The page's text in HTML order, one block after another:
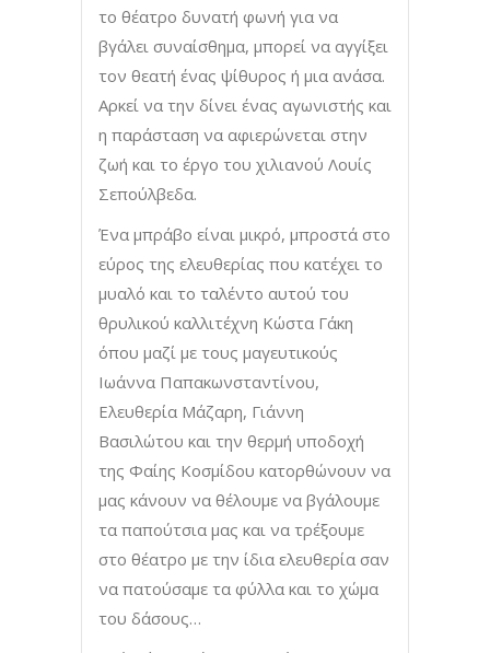
το θέατρο δυνατή φωνή για να
βγάλει συναίσθημα, μπορεί να αγγίξει
τον θεατή ένας ψίθυρος ή μια ανάσα.
Αρκεί να την δίνει ένας αγωνιστής και
η παράσταση να αφιερώνεται στην
ζωή και το έργο του χιλιανού Λουίς
Σεπούλβεδα.
Ένα μπράβο είναι μικρό, μπροστά στο
εύρος της ελευθερίας που κατέχει το
μυαλό και το ταλέντο αυτού του
θρυλικού καλλιτέχνη Κώστα Γάκη
όπου μαζί με τους μαγευτικούς
Ιωάννα Παπακωνσταντίνου,
Ελευθερία Μάζαρη, Γιάννη
Βασιλώτου και την θερμή υποδοχή
της Φαίης Κοσμίδου κατορθώνουν να
μας κάνουν να θέλουμε να βγάλουμε
τα παπούτσια μας και να τρέξουμε
στο θέατρο με την ίδια ελευθερία σαν
να πατούσαμε τα φύλλα και το χώμα
του δάσους…